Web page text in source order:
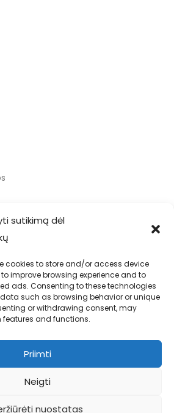
sutikimą dėl
cookies to store and/or access device
improve browsing experience and to
ads. Consenting to these technologies
such as browsing behavior or unique
or withdrawing consent, may
and functions.
Priimti
Neigti
nuostatas
© Bodyfoodas.lt 2026